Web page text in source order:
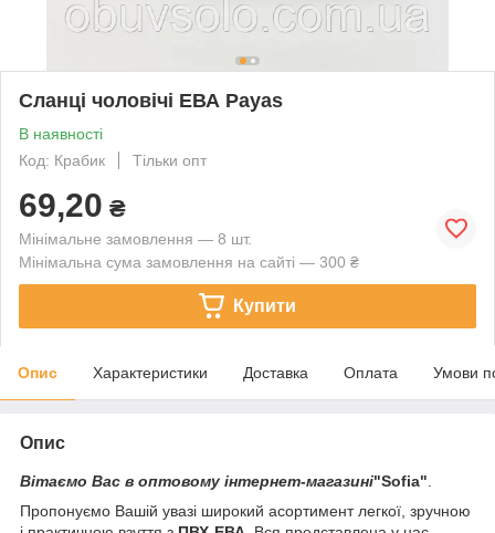
Сланці чоловічі ЕВА Payas
В наявності
Код: Крабик
Тільки опт
69,20 ₴
Мінімальне замовлення — 8 шт.
Мінімальна сума замовлення на сайті — 300 ₴
Купити
Опис Характеристики Доставка Оплата Умови
Опис
Вітаємо Вас в оптовому інтернет-магазині"Sofia"
Пропонуємо Вашій увазі широкий асортимент легкої, зручною